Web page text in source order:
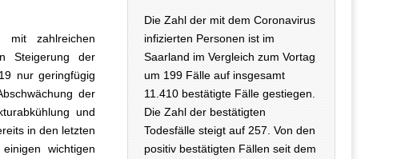
mit zahlreichen
Steigerung der
nur geringfügig
der
und
in den letzten
wichtigen
Die Zahl der mit dem Coronavirus
infizierten Personen ist im
Saarland im Vergleich zum Vortag
um 199 Fälle auf insgesamt
11.410 bestätigte Fälle gestiegen.
Die Zahl der bestätigten
Todesfälle steigt auf 257. Von den
positiv bestätigten Fällen seit dem